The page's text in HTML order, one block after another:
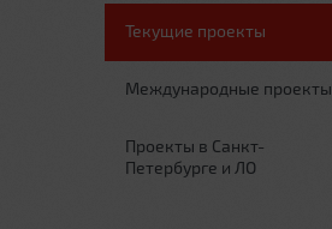
Текущие проекты
Международные проекты
Проекты в Санкт-
Петербурге и ЛО